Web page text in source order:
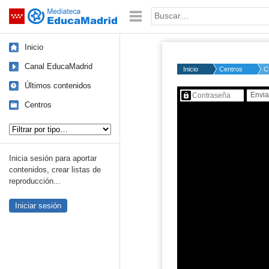
Saltar navegación Palabra o frase:
Inicio
Canal EducaMadrid
Últimos contenidos
Centros
Inicia sesión para aportar
contenidos, crear listas de
reproducción...
Iniciar sesión
Inicio Centros
Contenido protegido…